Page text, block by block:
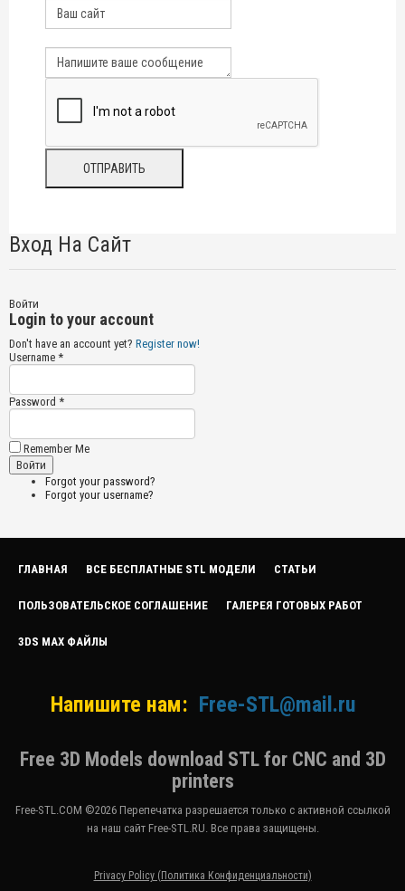
Вход На Сайт
Войти
Login to your account
Don't have an account yet? Register now!
Username *
Password *
Remember Me
Forgot your password?
Forgot your username?
ГЛАВНАЯ ВСЕ БЕСПЛАТНЫЕ STL МОДЕЛИ СТАТЬИ
ПОЛЬЗОВАТЕЛЬСКОЕ СОГЛАШЕНИЕ ГАЛЕРЕЯ ГОТОВЫХ РАБОТ
3DS MAX ФАЙЛЫ
Напишите нам: Free-STL@mail.ru
Free 3D Models download STL for CNC and 3D
printers
Free-STL.COM ©2026 Перепечатка разрешается только с активной ссылкой
на наш сайт Free-STL.RU. Все права защищены.
Privacy Policy (Политика Конфиденциальности)